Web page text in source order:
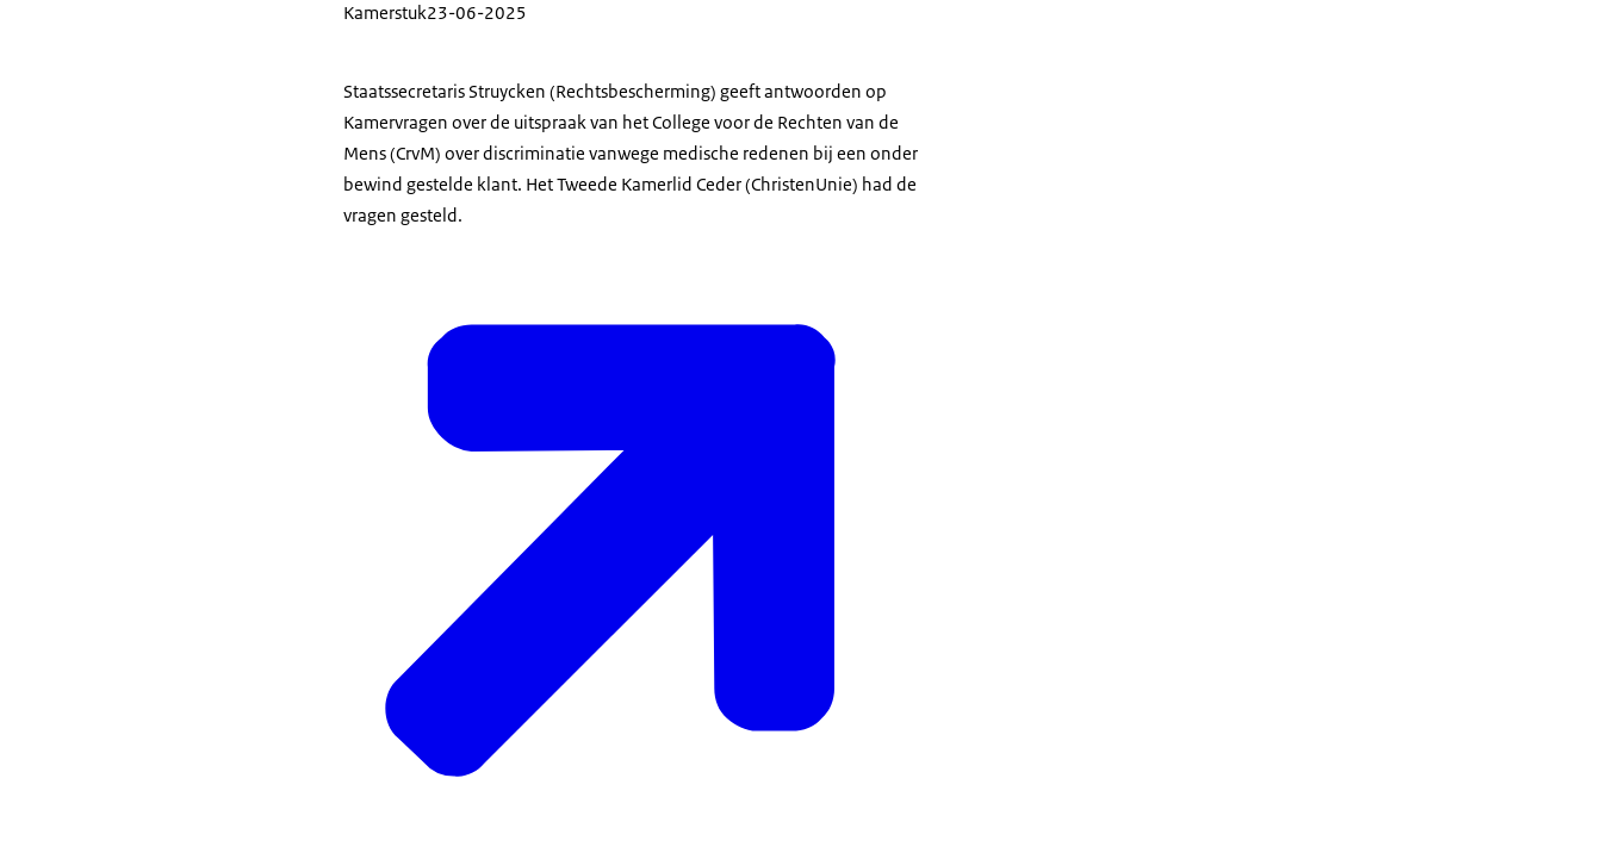
Kamerstuk23-06-2025
Staatssecretaris Struycken (Rechtsbescherming) geeft antwoorden op
Kamervragen over de uitspraak van het College voor de Rechten van de
Mens (CrvM) over discriminatie vanwege medische redenen bij een onder
bewind gestelde klant. Het Tweede Kamerlid Ceder (ChristenUnie) had de
vragen gesteld.